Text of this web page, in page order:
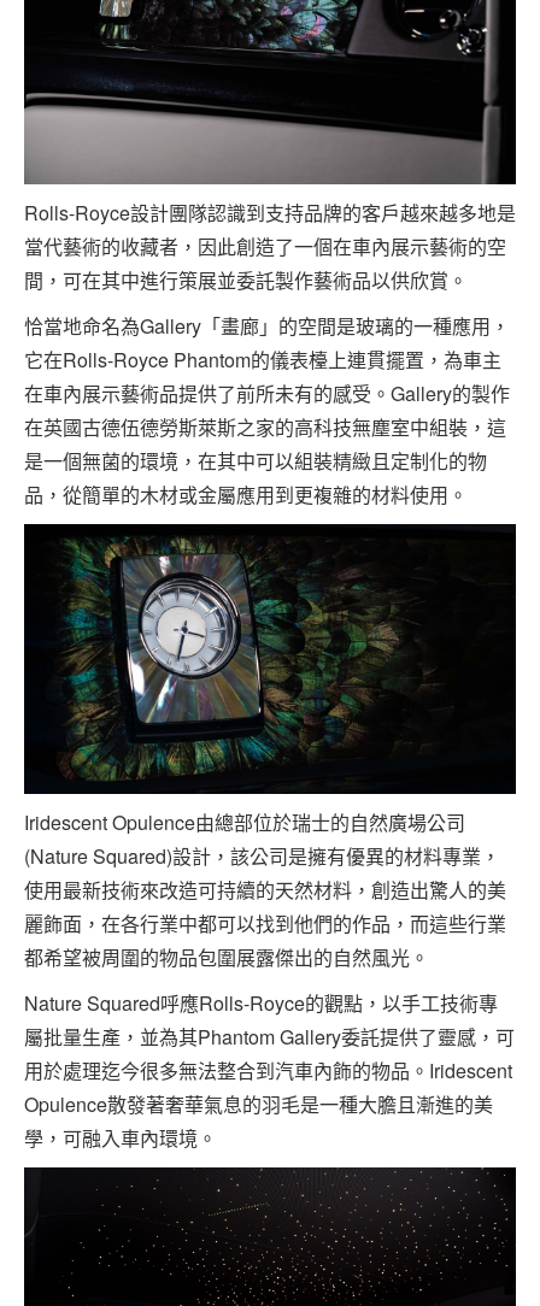
Rolls-Royce設計團隊認識到支持品牌的客戶越來越多地是
當代藝術的收藏者，因此創造了一個在車內展示藝術的空
間，可在其中進行策展並委託製作藝術品以供欣賞。
恰當地命名為Gallery「畫廊」的空間是玻璃的一種應用，
它在Rolls-Royce Phantom的儀表檯上連貫擺置，為車主
在車內展示藝術品提供了前所未有的感受。Gallery的製作
在英國古德伍德勞斯萊斯之家的高科技無塵室中組裝，這
是一個無菌的環境，在其中可以組裝精緻且定制化的物
品，從簡單的木材或金屬應用到更複雜的材料使用。
Iridescent Opulence由總部位於瑞士的自然廣場公司
(Nature Squared)設計，該公司是擁有優異的材料專業，
使用最新技術來改造可持續的天然材料，創造出驚人的美
麗飾面，在各行業中都可以找到他們的作品，而這些行業
都希望被周圍的物品包圍展露傑出的自然風光。
Nature Squared呼應Rolls-Royce的觀點，以手工技術專
屬批量生產，並為其Phantom Gallery委託提供了靈感，可
用於處理迄今很多無法整合到汽車內飾的物品。Iridescent
Opulence散發著奢華氣息的羽毛是一種大膽且漸進的美
學，可融入車內環境。